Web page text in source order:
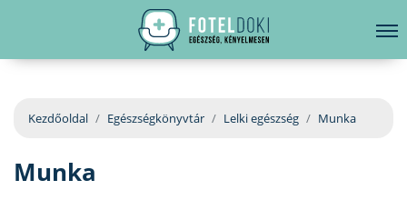
EGÉSZSÉGKÖNYVTÁR
ÜGYELETKERESŐ
hirdetés
Kezdőoldal Egészségkönyvtár Lelki egészség Munka
Munka